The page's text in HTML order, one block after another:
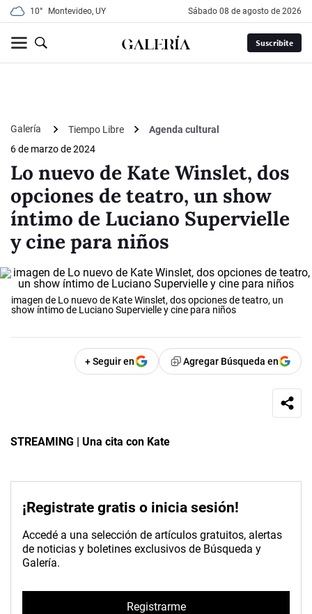
10° Montevideo, UY sábado 08 de agosto de 2026
Suscribite
Galería Tiempo Libre
Agenda cultural
6 de marzo de 2024
Lo nuevo de Kate Winslet, dos
opciones de teatro, un show
íntimo de Luciano Supervielle
y cine para niños
imagen de Lo nuevo de Kate Winslet, dos opciones de teatro, un
show íntimo de Luciano Supervielle y cine para niños
+ Seguir en Agregar Búsqueda en
STREAMING Una cita con Kate
¡Registrate gratis o inicia sesión!
Accedé a una selección de artículos gratuitos, alertas
de noticias y boletines exclusivos de Búsqueda y
Galería.
Registrarme